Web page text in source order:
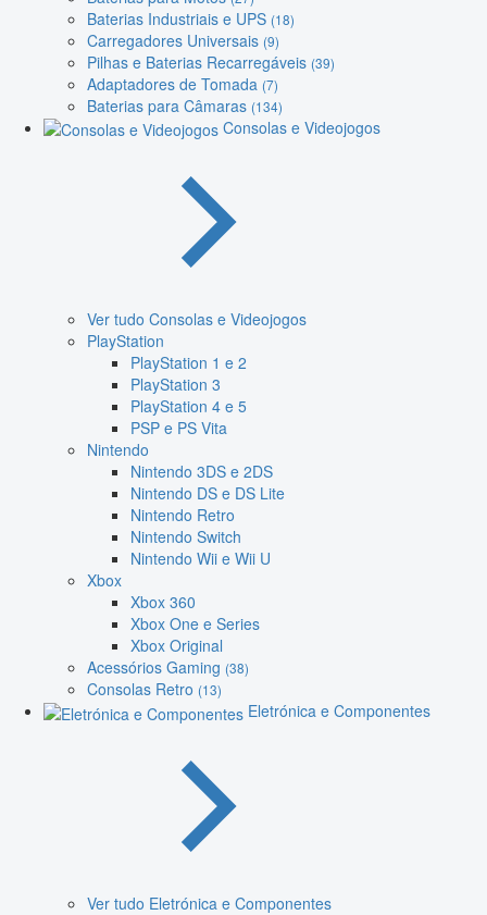
Baterias Industriais e UPS (18)
Carregadores Universais (9)
Pilhas e Baterias Recarregáveis (39)
Adaptadores de Tomada (7)
Baterias para Câmaras (134)
Consolas e Videojogos
Ver tudo Consolas e Videojogos
PlayStation
PlayStation 1 e 2
PlayStation 3
PlayStation 4 e 5
PSP e PS Vita
Nintendo
Nintendo 3DS e 2DS
Nintendo DS e DS Lite
Nintendo Retro
Nintendo Switch
Nintendo Wii e Wii U
Xbox
Xbox 360
Xbox One e Series
Xbox Original
Acessórios Gaming (38)
Consolas Retro (13)
Eletrónica e Componentes
Ver tudo Eletrónica e Componentes